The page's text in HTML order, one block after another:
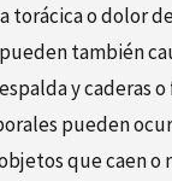
torácica o dolor
también
y caderas o
pueden
que caen o